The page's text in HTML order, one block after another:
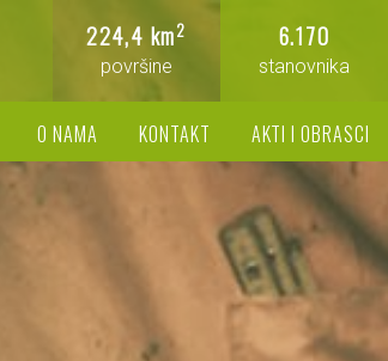
6.170
stanovnika
224,4 km2
površine
O NAMA KONTAKT AKTI I OBRASCI